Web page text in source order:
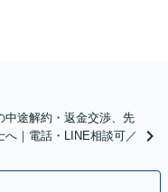
中途解約・返金交渉、先
｜電話・LINE相談可／